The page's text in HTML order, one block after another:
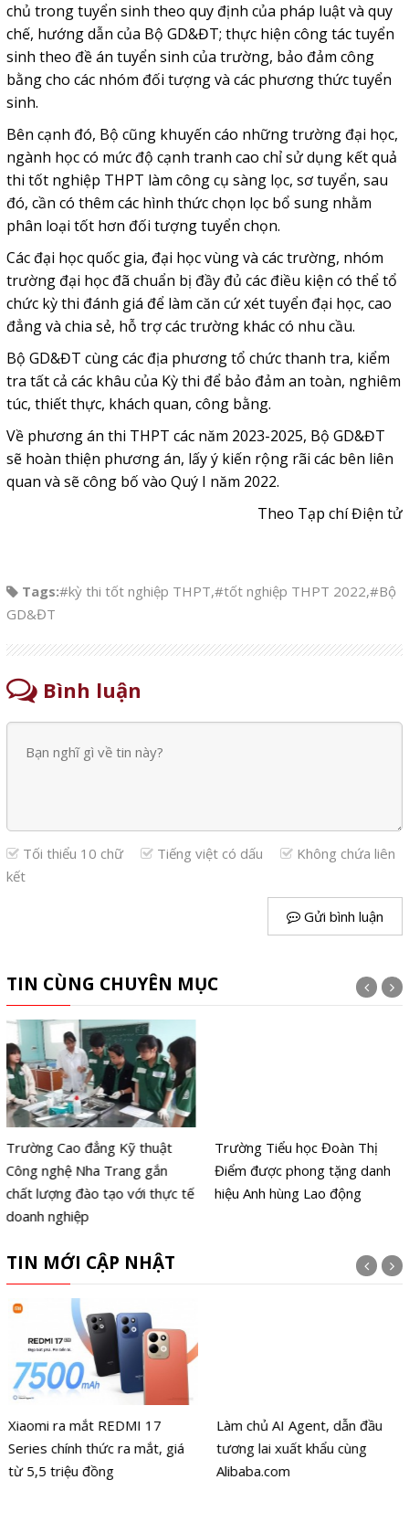
chủ trong tuyển sinh theo quy định của pháp luật và quy
chế, hướng dẫn của Bộ GD&ĐT; thực hiện công tác tuyển
sinh theo đề án tuyển sinh của trường, bảo đảm công
bằng cho các nhóm đối tượng và các phương thức tuyển
sinh.
Bên cạnh đó, Bộ cũng khuyến cáo những trường đại học,
ngành học có mức độ cạnh tranh cao chỉ sử dụng kết quả
thi tốt nghiệp THPT làm công cụ sàng lọc, sơ tuyển, sau
đó, cần có thêm các hình thức chọn lọc bổ sung nhằm
phân loại tốt hơn đối tượng tuyển chọn.
Các đại học quốc gia, đại học vùng và các trường, nhóm
trường đại học đã chuẩn bị đầy đủ các điều kiện có thể tổ
chức kỳ thi đánh giá để làm căn cứ xét tuyển đại học, cao
đẳng và chia sẻ, hỗ trợ các trường khác có nhu cầu.
Bộ GD&ĐT cùng các địa phương tổ chức thanh tra, kiểm
tra tất cả các khâu của Kỳ thi để bảo đảm an toàn, nghiêm
túc, thiết thực, khách quan, công bằng.
Về phương án thi THPT các năm 2023-2025, Bộ GD&ĐT
sẽ hoàn thiện phương án, lấy ý kiến rộng rãi các bên liên
quan và sẽ công bố vào Quý I năm 2022.
Theo Tạp chí Điện tử
Tags:#kỳ thi tốt nghiệp THPT,#tốt nghiệp THPT 2022,#Bộ
GD&ĐT
Bình luận
Tối thiểu 10 chữ Tiếng việt có dấu
Không chứa liên
kết
Gửi bình luận
TIN CÙNG CHUYÊN MỤC
Trường Cao đẳng Kỹ thuật
Công nghệ Nha Trang gắn
chất lượng đào tạo với thực tế
doanh nghiệp
Trường Tiểu học Đoàn Thị
Điểm được phong tặng danh
hiệu Anh hùng Lao động
TIN MỚI CẬP NHẬT
Xiaomi ra mắt REDMI 17
Series chính thức ra mắt, giá
từ 5,5 triệu đồng
Làm chủ AI Agent, dẫn đầu
tương lai xuất khẩu cùng
Alibaba.com